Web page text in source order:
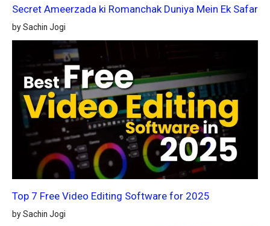
Secret Ameerzada ki Romanchak Duniya Mein Ek Safar
by Sachin Jogi
Top 7 Free Video Editing Software for 2025
by Sachin Jogi